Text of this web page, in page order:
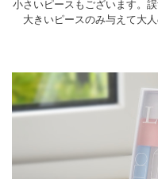
小さいピースもございます。
大きいピースのみ与えて大